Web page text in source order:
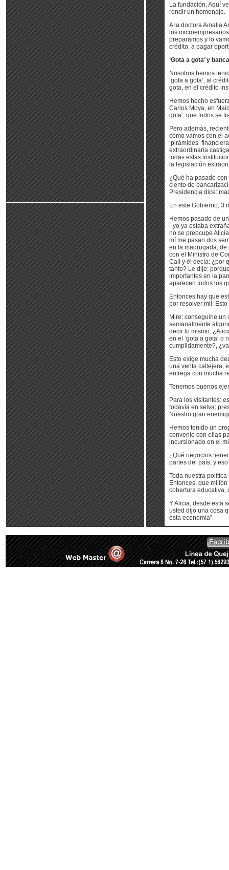
La fundación. Aquí
rendir un homenaje.
A la doctora Amalia
los
preparamos y lo
crédito, a pagar
‘Gota a gota’ y
Nosotros hemos
‘gota a gota’, al
gota, en el crédito
Hemos hecho
Carlos Moya, en
gota’, que todos se
Pero además,
cómo vamos con el
‘pirámides’
extraordinaria
todas estas
la legislación
¿Qué ha pasado
ciento de
Presidencia dice:
En este Gobierno, 3
Hemos pasado de
–yo ya estaba
no se preocupe
mí me pasan dos
en la madrugada, de
con el Ministro de
Cali y él decía: ¿por
tanto? Le dije:
importantes en la
aparecen todos los
Entonces hay que
por resolver mil.
Mire: conseguirle un
semanalmente
decir lo mismo:
en el ‘gota a gota’
cumplidamente?,
Esto exige mucha
una venta callejera,
entrega con mucha
Tenemos buenos
Para los visitantes:
todavía en selva;
Nuestro gran
Hemos tenido un
convenio con ellas
incursionado en el
¿Qué negocios
partes del país, y
Toda nuestra
Entonces, que
cobertura educativa,
Y Alicia, desde esta
usted dijo una cosa
esta economía”.